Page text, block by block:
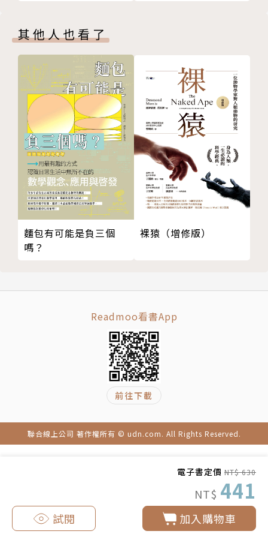
電子書定價 NT$ 630
NT$ 441
加入購物車
試閱
源與複雜細胞的演化。他是倫敦大學學院粒線體研究學
會的創始成員、倫敦大學學院生命起源和演化中心（C
LOE）的聯合主任、英國皇家生物學會院士，在專業期
刊發表的論文超過一百篇，連恩對於生化學和演化生物
學的貢獻，在2015年更獲得英國生化學會獎肯定。除
了在學術領域中獲獎無數，他也藉由寫作、電視、廣播
等媒介，向大眾傳遞科普知識。
2010年，連恩以《生命的躍升》獲得科普書最高榮譽
──英國皇家學會科學圖書大獎，《能量、性、死亡》
亦入圍上述大獎的決選名單，以及《泰晤士高等教育
報》年度年輕科學作家的候選名單，同時也被《經濟學
人》提名為年度好書；《生命之源》除了同樣被《經濟
學人》提名，也是比爾・蓋茲的年度推薦書單。連恩現
定居於倫敦，他的實驗室正在研究促使生命源起的化學
專業譯者。動物醫學相關科系畢業。翻譯領域跨文學、
生物、科技多種。譯有《柯提茲的海》、《表觀遺傳大
革命》以及加來道雄《離開太陽系》等。
其他人也看了
麵包有可能是負三個
嗎？
裸猿（增修版）
Readmoo看書App
前往下載
聯合線上公司 著作權所有 © udn.com. All Rights Reserved.